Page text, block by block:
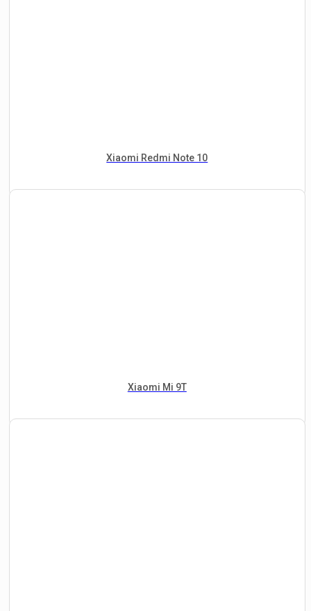
Xiaomi Redmi Note 10
Xiaomi Mi 9T